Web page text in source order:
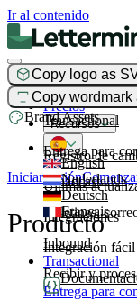
Ir al contenido
Copy logo as
Copy wordmark
Brand Assets
Producto
Transactional
Entrega para
Broadcast
Boletines,
Inbound
Recibir y
Precios
Recursos
Registro de
Últimas
Integraciones
Integración
English
Nederlands
Deutsch
Français
Iniciar sesión
Producto
Transactional
Entrega para